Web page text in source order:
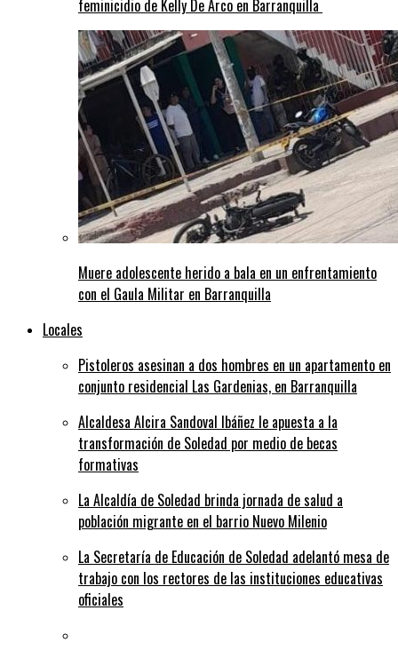
feminicidio de Kelly De Arco en Barranquilla
Muere adolescente herido a bala en un enfrentamiento
con el Gaula Militar en Barranquilla
Locales
Pistoleros asesinan a dos hombres en un apartamento en
conjunto residencial Las Gardenias, en Barranquilla
Alcaldesa Alcira Sandoval Ibáñez le apuesta a la
transformación de Soledad por medio de becas
formativas
La Alcaldía de Soledad brinda jornada de salud a
población migrante en el barrio Nuevo Milenio
La Secretaría de Educación de Soledad adelantó mesa de
trabajo con los rectores de las instituciones educativas
oficiales